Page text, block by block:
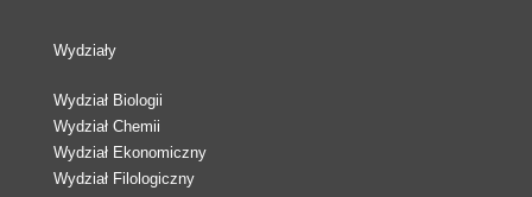
Wydziały
Wydział Biologii
Wydział Chemii
Wydział Ekonomiczny
Wydział Filologiczny